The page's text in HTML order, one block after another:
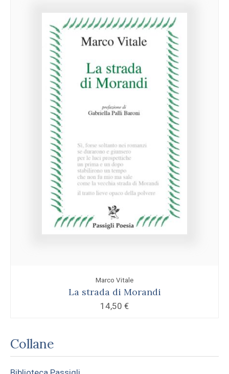
Marco Vitale
La strada di Morandi
14,50 €
Collane